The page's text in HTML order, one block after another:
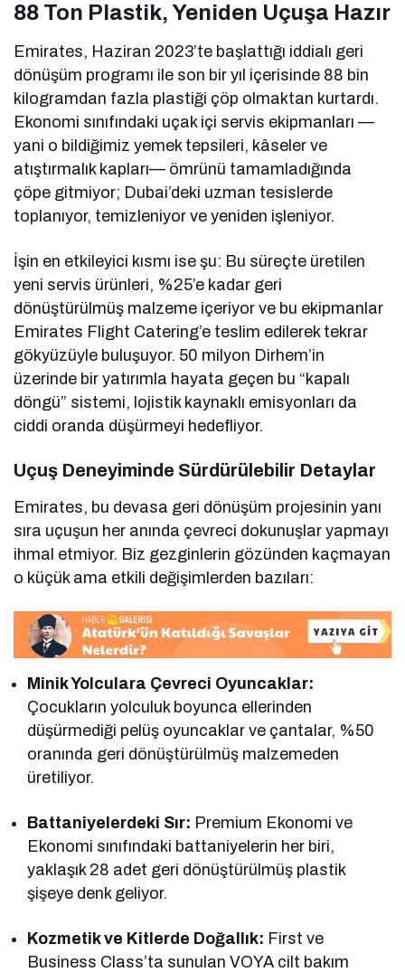
88 Ton Plastik, Yeniden Uçuşa Hazır
Emirates, Haziran 2023’te başlattığı iddialı geri
dönüşüm programı ile son bir yıl içerisinde 88 bin
kilogramdan fazla plastiği çöp olmaktan kurtardı.
Ekonomi sınıfındaki uçak içi servis ekipmanları —
yani o bildiğimiz yemek tepsileri, kâseler ve
atıştırmalık kapları— ömrünü tamamladığında
çöpe gitmiyor; Dubai’deki uzman tesislerde
toplanıyor, temizleniyor ve yeniden işleniyor.
İşin en etkileyici kısmı ise şu: Bu süreçte üretilen
yeni servis ürünleri, %25’e kadar geri
dönüştürülmüş malzeme içeriyor ve bu ekipmanlar
Emirates Flight Catering’e teslim edilerek tekrar
gökyüzüyle buluşuyor. 50 milyon Dirhem’in
üzerinde bir yatırımla hayata geçen bu “kapalı
döngü” sistemi, lojistik kaynaklı emisyonları da
ciddi oranda düşürmeyi hedefliyor.
Uçuş Deneyiminde Sürdürülebilir Detaylar
Emirates, bu devasa geri dönüşüm projesinin yanı
sıra uçuşun her anında çevreci dokunuşlar yapmayı
ihmal etmiyor. Biz gezginlerin gözünden kaçmayan
o küçük ama etkili değişimlerden bazıları:
Minik Yolculara Çevreci Oyuncaklar:
Çocukların yolculuk boyunca ellerinden
düşürmediği pelüş oyuncaklar ve çantalar, %50
oranında geri dönüştürülmüş malzemeden
üretiliyor.
Battaniyelerdeki Sır: Premium Ekonomi ve
Ekonomi sınıfındaki battaniyelerin her biri,
yaklaşık 28 adet geri dönüştürülmüş plastik
şişeye denk geliyor.
Kozmetik ve Kitlerde Doğallık: First ve
Business Class’ta sunulan VOYA cilt bakım